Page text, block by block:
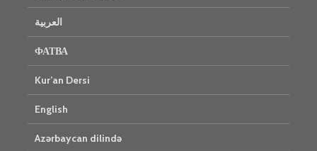
العربية
ФАТВА
Kur’an Dersi
English
Azərbaycan dilində